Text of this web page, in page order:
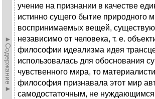
►Содержание►
учение на признании в качестве
истинно сущего бытие природного
воспринимаемых вещей,
независимо от человека, т. е.
философии идеализма идея
использовалась для обоснования
чувственного мира, то
философия признавала этот мир
самодостаточным, не нуждающимся